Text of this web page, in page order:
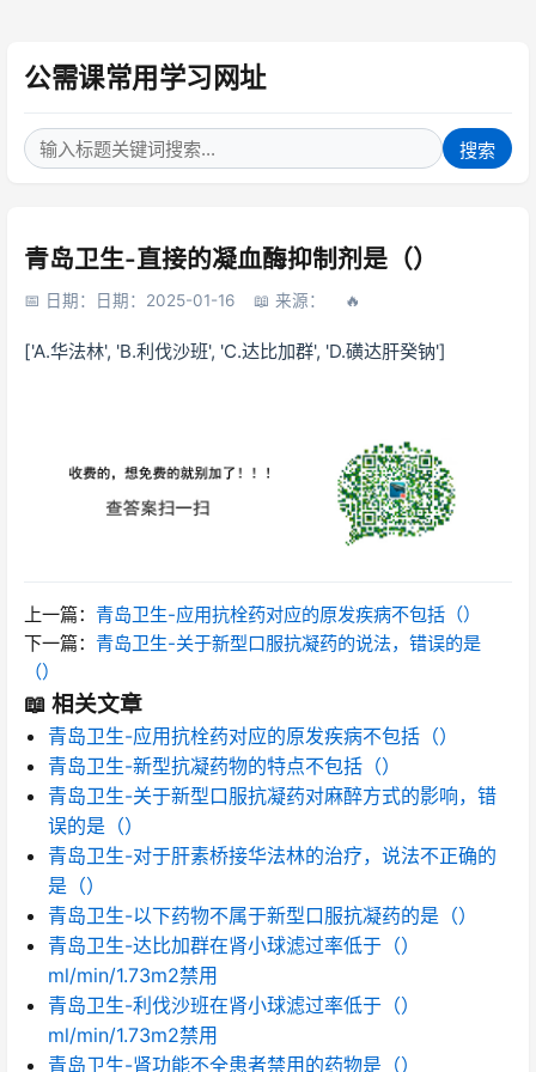
公需课常用学习网址
搜索
青岛卫生-直接的凝血酶抑制剂是（）
日期：日期：2025-01-16 来源：
['A.华法林', 'B.利伐沙班', 'C.达比加群', 'D.磺达肝癸钠']
上一篇： 青岛卫生-应用抗栓药对应的原发疾病不包括（）
下一篇： 青岛卫生-关于新型口服抗凝药的说法，错误的是
（）
📖 相关文章
青岛卫生-应用抗栓药对应的原发疾病不包括（）
青岛卫生-新型抗凝药物的特点不包括（）
青岛卫生-关于新型口服抗凝药对麻醉方式的影响，错
误的是（）
青岛卫生-对于肝素桥接华法林的治疗，说法不正确的
是（）
青岛卫生-以下药物不属于新型口服抗凝药的是（）
青岛卫生-达比加群在肾小球滤过率低于（）
ml/min/1.73m2禁用
青岛卫生-利伐沙班在肾小球滤过率低于（）
ml/min/1.73m2禁用
青岛卫生-肾功能不全患者禁用的药物是（）